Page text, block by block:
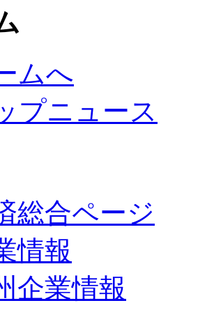
ムへ
プニュース
総合ページ
情報
企業情報